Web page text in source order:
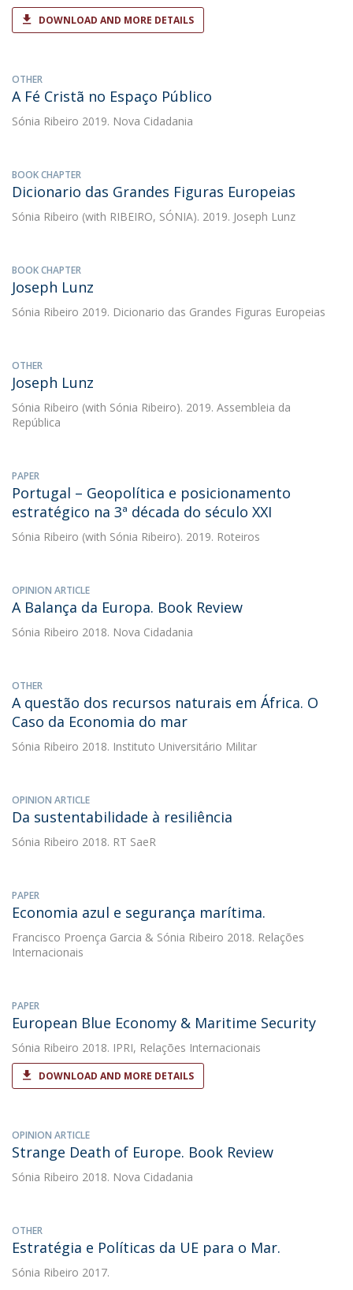
DOWNLOAD AND MORE DETAILS
OTHER
A Fé Cristã no Espaço Público
Sónia Ribeiro 2019. Nova Cidadania
BOOK CHAPTER
Dicionario das Grandes Figuras Europeias
Sónia Ribeiro (with RIBEIRO, SÓNIA). 2019. Joseph Lunz
BOOK CHAPTER
Joseph Lunz
Sónia Ribeiro 2019. Dicionario das Grandes Figuras Europeias
OTHER
Joseph Lunz
Sónia Ribeiro (with Sónia Ribeiro). 2019. Assembleia da
República
PAPER
Portugal – Geopolítica e posicionamento
estratégico na 3ª década do século XXI
Sónia Ribeiro (with Sónia Ribeiro). 2019. Roteiros
OPINION ARTICLE
A Balança da Europa. Book Review
Sónia Ribeiro 2018. Nova Cidadania
OTHER
A questão dos recursos naturais em África. O
Caso da Economia do mar
Sónia Ribeiro 2018. Instituto Universitário Militar
OPINION ARTICLE
Da sustentabilidade à resiliência
Sónia Ribeiro 2018. RT SaeR
PAPER
Economia azul e segurança marítima.
Francisco Proença Garcia & Sónia Ribeiro 2018. Relações
Internacionais
PAPER
European Blue Economy & Maritime Security
Sónia Ribeiro 2018. IPRI, Relações Internacionais
DOWNLOAD AND MORE DETAILS
OPINION ARTICLE
Strange Death of Europe. Book Review
Sónia Ribeiro 2018. Nova Cidadania
OTHER
Estratégia e Políticas da UE para o Mar.
Sónia Ribeiro 2017.